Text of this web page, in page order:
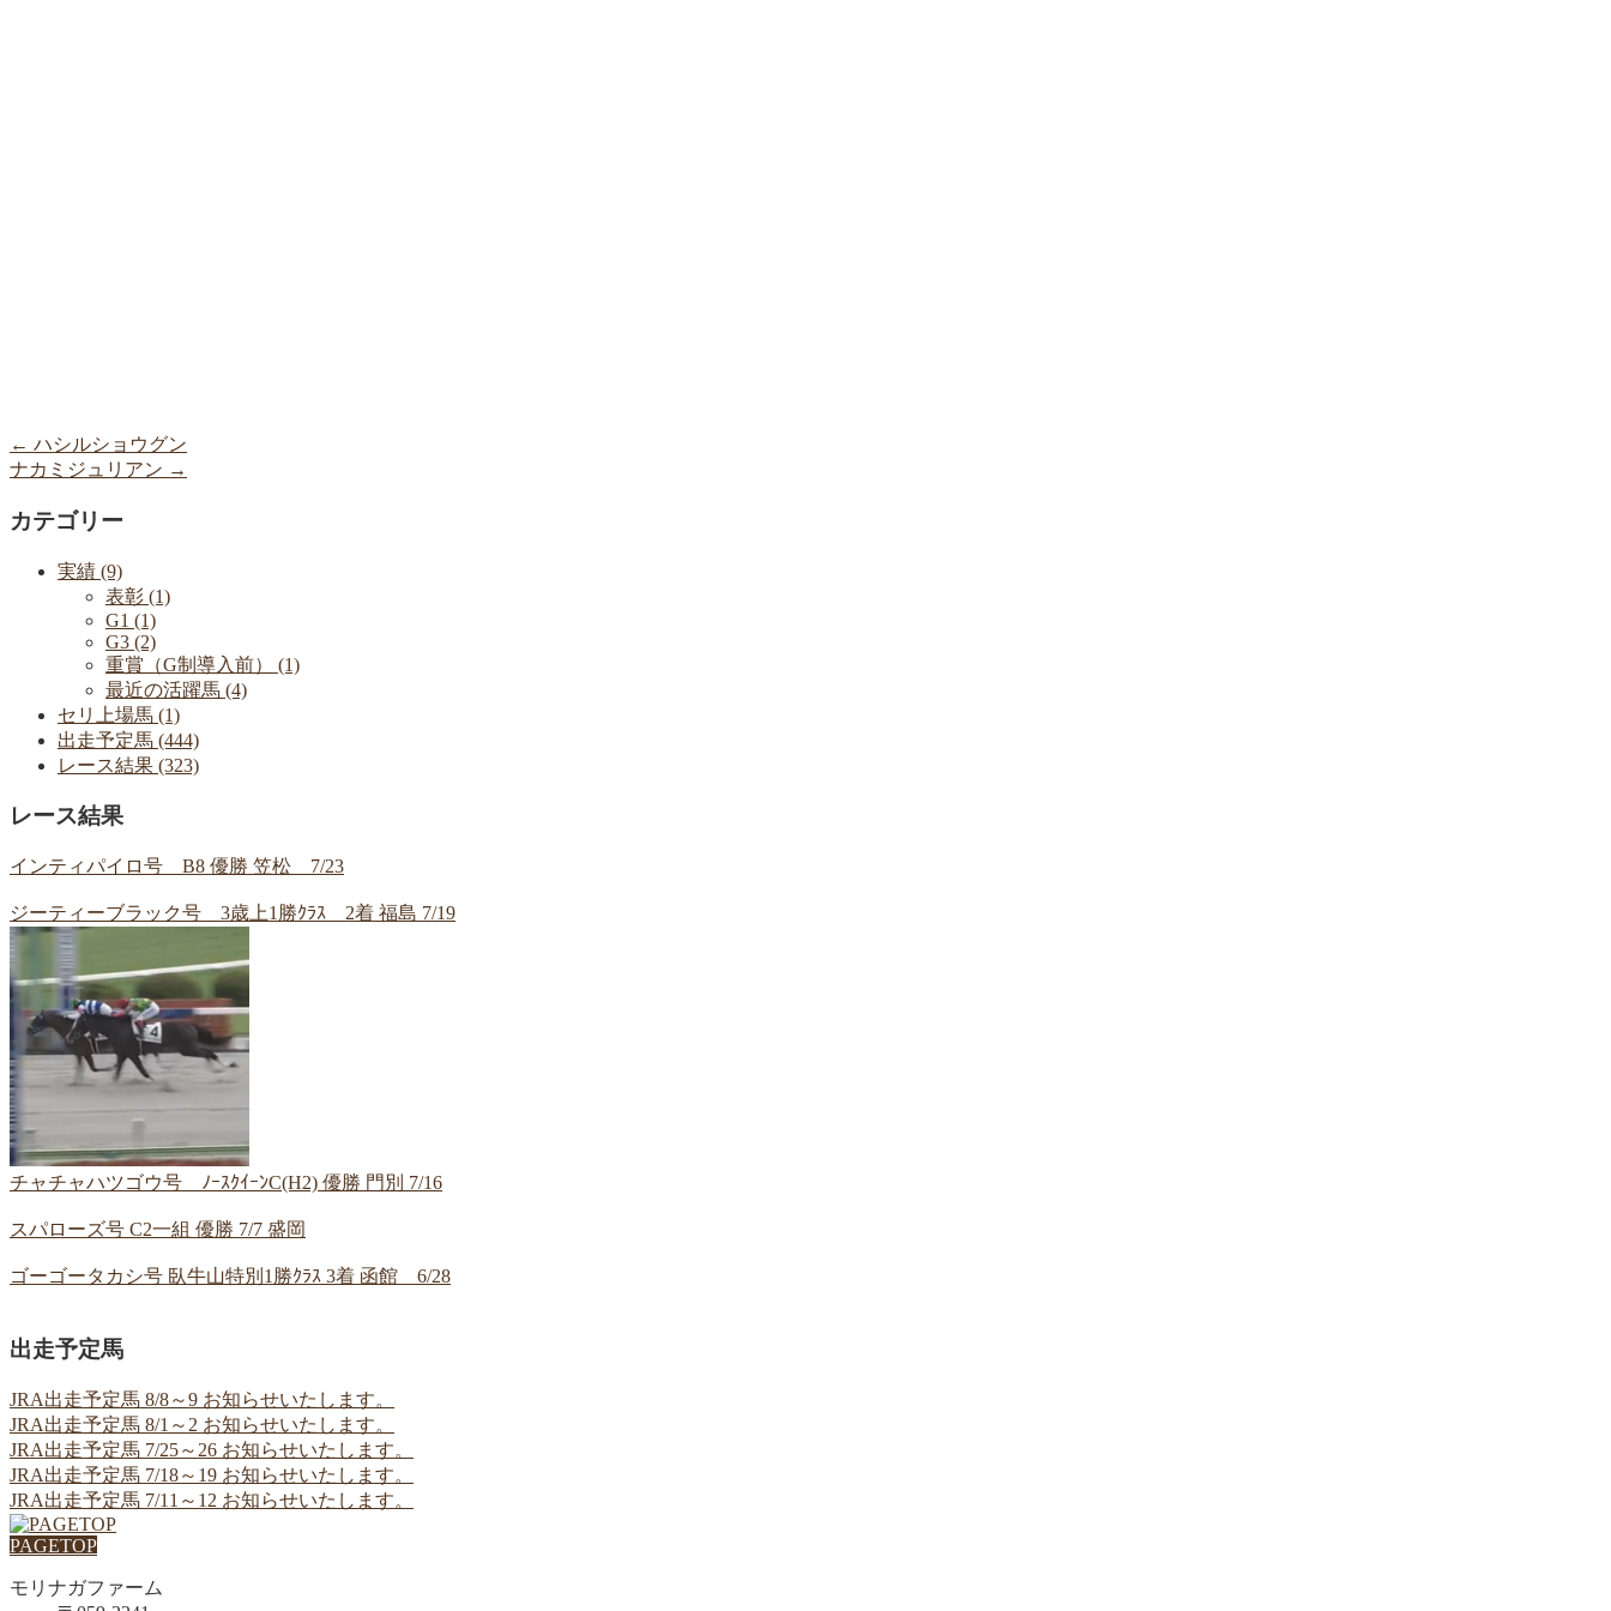
← ハシルショウグン
ナカミジュリアン →
カテゴリー
実績 (9)
表彰 (1)
G1 (1)
G3 (2)
重賞（G制導入前） (1)
最近の活躍馬 (4)
セリ上場馬 (1)
出走予定馬 (444)
レース結果 (323)
レース結果
インティパイロ号 B8 優勝 笠松 7/23
ジーティーブラック号 3歳上1勝ｸﾗｽ 2着 福島 7/19
チャチャハツゴウ号 ﾉｰｽｸｲｰﾝC(H2) 優勝 門別 7/16
スパローズ号 C2一組 優勝 7/7 盛岡
ゴーゴータカシ号 臥牛山特別1勝ｸﾗｽ 3着 函館 6/28
出走予定馬
JRA出走予定馬 8/8～9 お知らせいたします。
JRA出走予定馬 8/1～2 お知らせいたします。
JRA出走予定馬 7/25～26 お知らせいたします。
JRA出走予定馬 7/18～19 お知らせいたします。
JRA出走予定馬 7/11～12 お知らせいたします。
PAGETOP
モリナガファーム